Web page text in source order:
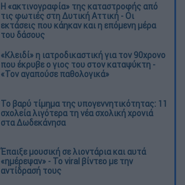
Η «ακτινογραφία» της καταστροφής από
τις φωτιές στη Δυτική Αττική - Οι
εκτάσεις που κάηκαν και η επόμενη μέρα
του δάσους
«Κλειδί» η ιατροδικαστική για τον 90χρονο
που έκρυβε ο γιος του στον καταψύκτη -
«Τον αγαπούσε παθολογικά»
Το βαρύ τίμημα της υπογεννητικότητας: 11
σχολεία λιγότερα τη νέα σχολική χρονιά
στα Δωδεκάνησα
Έπαιξε μουσική σε λιοντάρια και αυτά
«ημέρεψαν» - Το viral βίντεο με την
αντίδρασή τους